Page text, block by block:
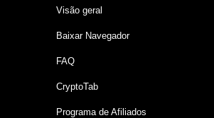
Visão geral
Baixar Navegador
FAQ
CryptoTab
Programa de Afiliados